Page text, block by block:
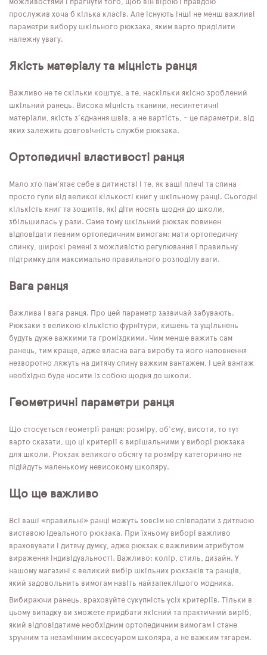
можливостями і прагнути того, щоб він вірою і правдою
прослужив хоча б кілька класів. Але існують інші не менш важливі
параметри вибору шкільного рюкзака, яким варто приділити
належну увагу.
Якість матеріалу та міцність ранця
Важливо не те скільки коштує, а те, наскільки якісно зроблений
шкільний ранець. Висока міцність тканини, несинтетичні
матеріали, якість з'єднання швів, а не вартість, – це параметри, від
яких залежить довговічність служби рюкзака.
Ортопедичні властивості ранця
Мало хто пам'ятає себе в дитинстві і те, як ваші плечі та спина
просто гули від великої кількості книг у шкільному ранці. Сьогодні
кількість книг та зошитів, які діти носять щодня до школи,
збільшилась у рази. Саме тому шкільний рюкзак повинен
відповідати певним ортопедичним вимогам: мати ортопедичну
спинку, широкі ремені з можливістю регулювання і правильну
підтримку для максимально правильного розподілу ваги.
Вага ранця
Важлива і вага ранця. Про цей параметр зазвичай забувають.
Рюкзаки з великою кількістю фурнітури, кишень та ущільнень
будуть дуже важкими та громіздкими. Чим менше важить сам
ранець, тим краще, адже власна вага виробу та його наповнення
незворотно ляжуть на дитячу спину важким вантажем, і цей вантаж
необхідно буде носити із собою щодня до школи.
Геометричні параметри ранця
Що стосується геометрії ранця: розміру, об'єму, висоти, то тут
варто сказати, що ці критерії є вирішальними у виборі рюкзака
для школи. Рюкзак великого обсягу та розміру категорично не
підійдуть маленькому невисокому школяру.
Що ще важливо
Всі ваші «правильні» ранці можуть зовсім не співпадати з дитячою
виставою ідеального рюкзака. При їхньому виборі важливо
враховувати і дитячу думку, адже рюкзак є важливим атрибутом
вираження індивідуальності. Важливо: колір, стиль, дизайн. У
нашому магазині є великий вибір шкільних рюкзаків та ранців,
який задовольнить вимогам навіть найзапеклішого модника.
Вибираючи ранець, враховуйте сукупність усіх критеріїв. Тільки в
цьому випадку ви зможете придбати якісний та практичний виріб,
який відповідатиме необхідним ортопедичним вимогам і стане
зручним та незамінним аксесуаром школяра, а не важким тягарем.